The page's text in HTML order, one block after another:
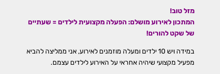
מזל טוב!
המתכון לאירוע מושלם: הפעלה מקצועית לילדים = שעתיים
של שקט להורים!
במידה ויש 10 ילדים ומעלה מוזמנים לאירוע, אני ממליצה להביא
מפעיל מקצועי שיהיה אחראי על האירוע לילדים עצמם.